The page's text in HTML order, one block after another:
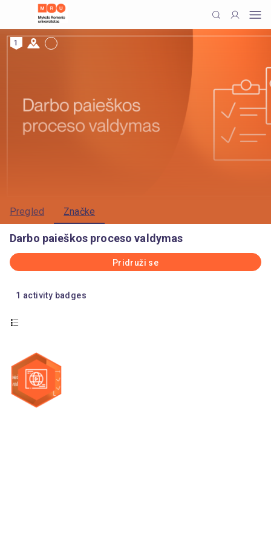
1
Pregled Značke
Darbo paieškos proceso valdymas
Pridruži se
1 activity badges